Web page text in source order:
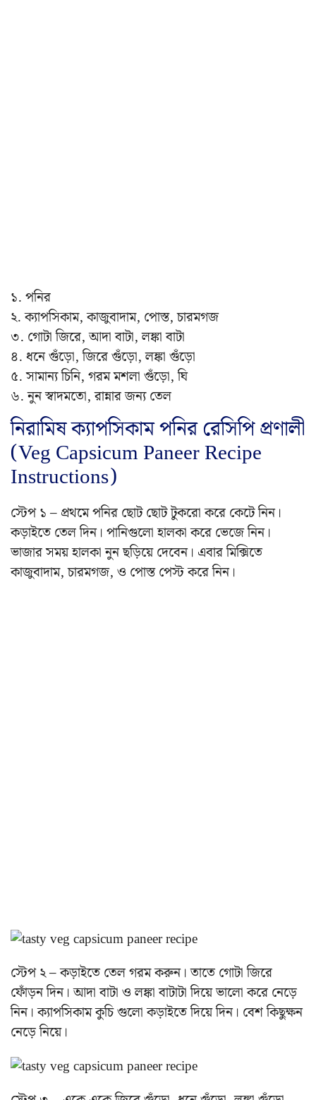
১. পনির
২. ক্যাপসিকাম, কাজুবাদাম, পোস্ত, চারমগজ
৩. গোটা জিরে, আদা বাটা, লঙ্কা বাটা
৪. ধনে গুঁড়ো, জিরে গুঁড়ো, লঙ্কা গুঁড়ো
৫. সামান্য চিনি, গরম মশলা গুঁড়ো, ঘি
৬. নুন স্বাদমতো, রান্নার জন্য তেল
নিরামিষ ক্যাপসিকাম পনির রেসিপি প্রণালী
(Veg Capsicum Paneer Recipe
Instructions)
স্টেপ ১ – প্রথমে পনির ছোট ছোট টুকরো করে কেটে নিন।
কড়াইতে তেল দিন। পানিগুলো হালকা করে ভেজে নিন।
ভাজার সময় হালকা নুন ছড়িয়ে দেবেন। এবার মিক্সিতে
কাজুবাদাম, চারমগজ, ও পোস্ত পেস্ট করে নিন।
স্টেপ ২ – কড়াইতে তেল গরম করুন। তাতে গোটা জিরে
ফোঁড়ন দিন। আদা বাটা ও লঙ্কা বাটাটা দিয়ে ভালো করে নেড়ে
নিন। ক্যাপসিকাম কুচি গুলো কড়াইতে দিয়ে দিন। বেশ কিছুক্ষন
নেড়ে নিয়ে।